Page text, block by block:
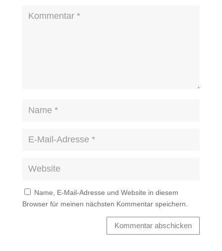
Name, E-Mail-Adresse und Website in diesem
Browser für meinen nächsten Kommentar speichern.
Kommentar abschicken